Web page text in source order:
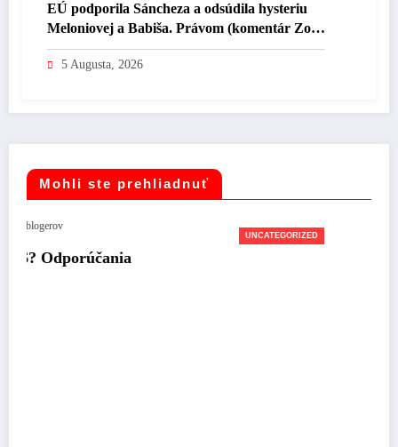
EÚ podporila Sáncheza a odsúdila hysteriu
Meloniovej a Babiša. Právom (komentár Zola
Mikeša)
5 Augusta, 2026
Mohli ste prehliadnuť
Počasie na pondelok: Dážď, silný vietor a